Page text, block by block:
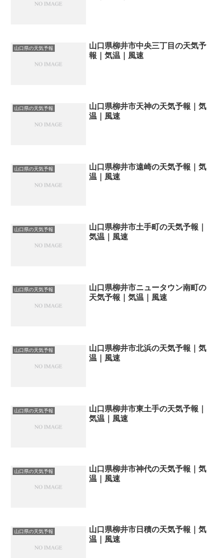
山口県の天気予報
山口県柳井市中央三丁目の天気予
報｜気温｜風速
山口県の天気予報
山口県柳井市天神の天気予報｜気
温｜風速
山口県の天気予報
山口県柳井市遠崎の天気予報｜気
温｜風速
山口県の天気予報
山口県柳井市土手町の天気予報｜
気温｜風速
山口県の天気予報
山口県柳井市ニュータウン南町の
天気予報｜気温｜風速
山口県の天気予報
山口県柳井市北浜の天気予報｜気
温｜風速
山口県の天気予報
山口県柳井市東土手の天気予報｜
気温｜風速
山口県の天気予報
山口県柳井市神代の天気予報｜気
温｜風速
山口県の天気予報
山口県柳井市日積の天気予報｜気
温｜風速